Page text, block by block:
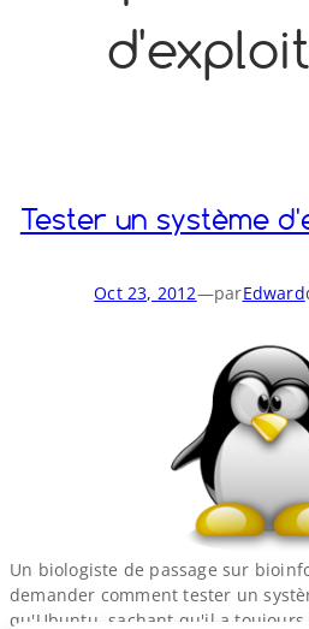
o y S
Tester un système
Oct 23, 2012—parEdward
Un biologiste de passage sur
demander comment tester un
qu'Ubuntu, sachant qu'il a toujours